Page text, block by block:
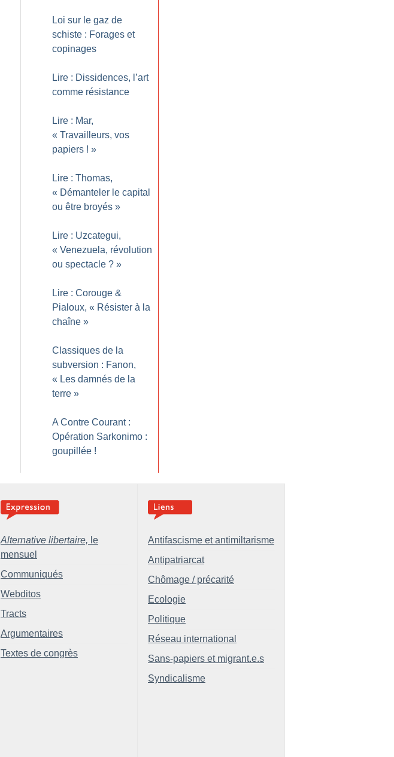
Loi sur le gaz de
schiste : Forages et
copinages
Lire : Dissidences, l’art
comme résistance
Lire : Mar,
« Travailleurs, vos
papiers ! »
Lire : Thomas,
« Démanteler le capital
ou être broyés »
Lire : Uzcategui,
« Venezuela, révolution
ou spectacle ? »
Lire : Corouge &
Pialoux, « Résister à la
chaîne »
Classiques de la
subversion : Fanon,
« Les damnés de la
terre »
A Contre Courant :
Opération Sarkonimo :
goupillée !
Alternative libertaire, le
mensuel
Communiqués
Webditos
Tracts
Argumentaires
Textes de congrès
Antifascisme et antimiltarisme
Antipatriarcat
Chômage / précarité
Ecologie
Politique
Réseau international
Sans-papiers et migrant.e.s
Syndicalisme